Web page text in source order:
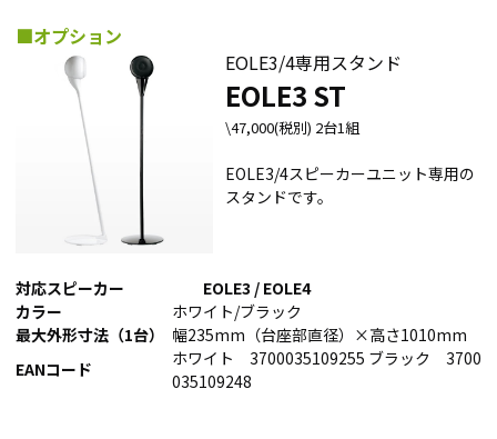
■オプション
EOLE3/4専用スタンド
EOLE3 ST
\47,000(税別) 2台1組
EOLE3/4スピーカーユニット専用の
スタンドです。
対応スピーカー
EOLE3 / EOLE4
カラー
ホワイト/ブラック
最大外形寸法（1台）
幅235mm（台座部直径）×高さ1010mm
EANコード
ホワイト 3700035109255 ブラック 3700
035109248